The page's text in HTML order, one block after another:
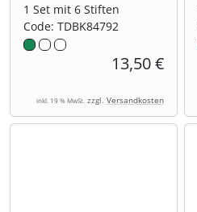
1 Set mit 6 Stiften
Code: TDBK84792
13,50 €
inkl. 19 % MwSt. zzgl. Versandkosten